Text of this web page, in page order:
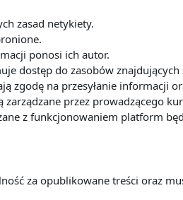
zasad netykiety.
ponosi ich autor.
dostęp do zasobów
zgodę na przesyłanie informacji
przez prowadzącego
z funkcjonowaniem platform
za opublikowane treści oraz